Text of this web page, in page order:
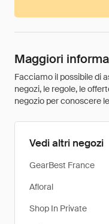
Maggiori
Facciamo il possibile di
negozi, le regole, le
negozio per conoscere
Vedi altri negozi
GearBest France
Afloral
Shop In Private